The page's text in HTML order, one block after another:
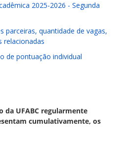
2025-2026 - Segunda
parceiras, quantidade de vagas,
relacionadas
de pontuação individual
da UFABC regularmente
cumulativamente, os